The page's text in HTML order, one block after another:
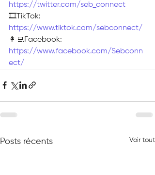
https://twitter.com/seb_connect
🎞TikTok:
https://www.tiktok.com/sebconnect/
👩‍💻Facebook:
https://www.facebook.com/Sebconn
ect/
Posts récents Voir tout